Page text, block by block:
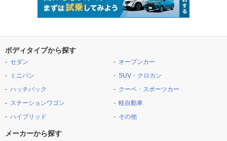
ボディタイプから探す
セダン
ミニバン
ハッチバック
ステーションワゴン
ハイブリッド
オープンカー
SUV・クロカン
クーペ・スポーツカー
軽自動車
その他
メーカーから探す